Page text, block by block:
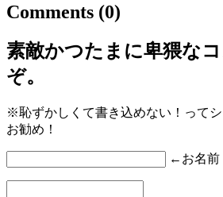
Comments (0)
素敵かつたまに卑猥な
ぞ。
※恥ずかしくて書き込めない！って
お勧め！
←お名前